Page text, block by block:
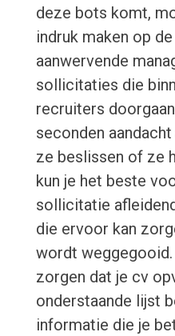
deze bots komt,
indruk maken op
aanwervende
sollicitaties die
recruiters
seconden
ze beslissen of ze
kun je het beste
sollicitatie
die ervoor kan
wordt
zorgen dat je cv
onderstaande lijst
informatie die je